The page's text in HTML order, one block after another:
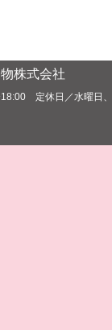
株式会社
定休日／水曜日、